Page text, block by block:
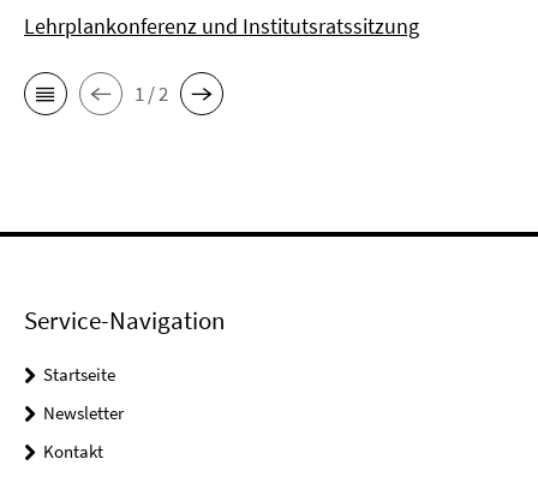
Lehrplankonferenz und Institutsratssitzung
1 / 2
Service-Navigation
Startseite
Newsletter
Kontakt